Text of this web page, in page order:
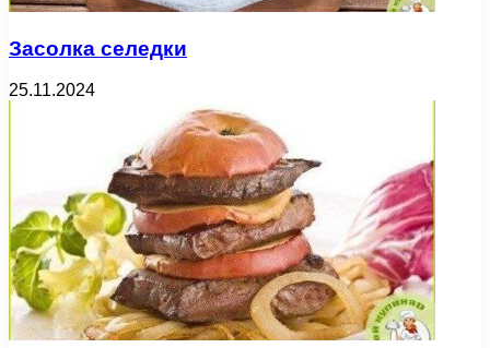
Засолка селедки
25.11.2024